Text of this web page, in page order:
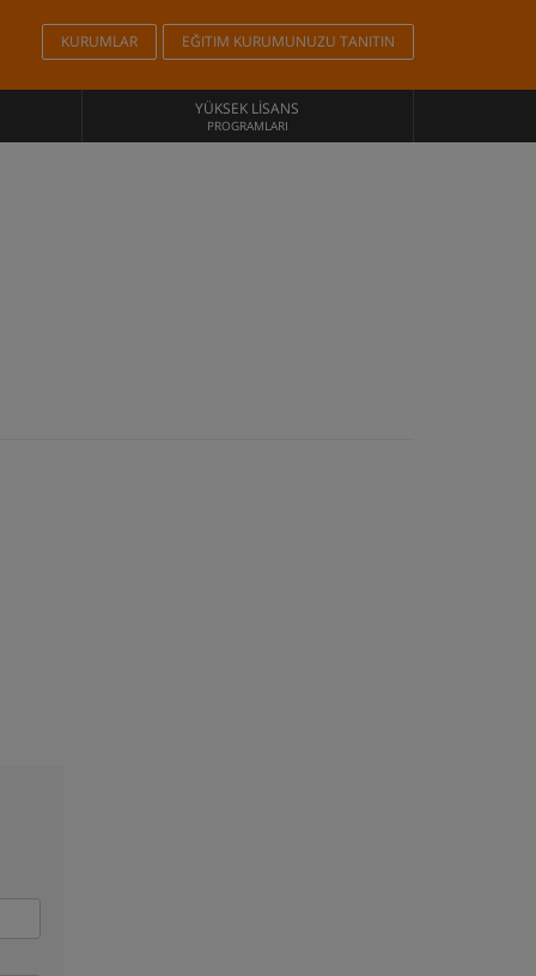
KURUMLAR EĞITIM KURUMUNUZU TANITIN
YÜKSEK LISANS
PROGRAMLARI